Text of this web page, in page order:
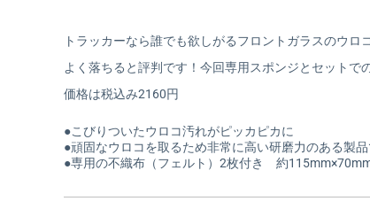
トラッカーなら誰でも欲しがるフロントガラスのウロ
よく落ちると評判です！今回専用スポンジとセットで
価格は税込み2160円
●こびりついたウロコ汚れがピッカピカに
●頑固なウロコを取るため非常に高い研磨力のある製
●専用の不織布（フェルト）2枚付き 約